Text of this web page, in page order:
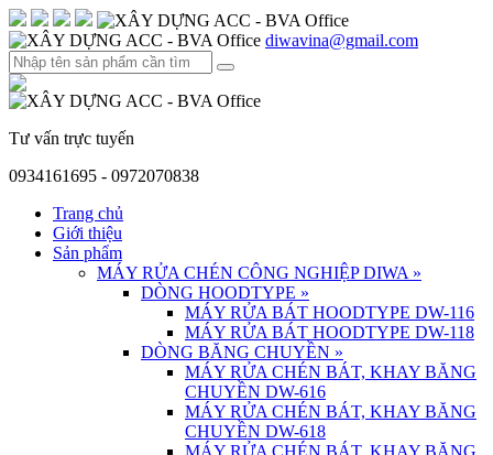
diwavina@gmail.com
Tư vấn trực tuyến
0934161695 - 0972070838
Trang chủ
Giới thiệu
Sản phẩm
MÁY RỬA CHÉN CÔNG NGHIỆP DIWA »
DÒNG HOODTYPE »
MÁY RỬA BÁT HOODTYPE DW-116
MÁY RỬA BÁT HOODTYPE DW-118
DÒNG BĂNG CHUYỀN »
MÁY RỬA CHÉN BÁT, KHAY BĂNG
CHUYỀN DW-616
MÁY RỬA CHÉN BÁT, KHAY BĂNG
CHUYỀN DW-618
MÁY RỬA CHÉN BÁT, KHAY BĂNG